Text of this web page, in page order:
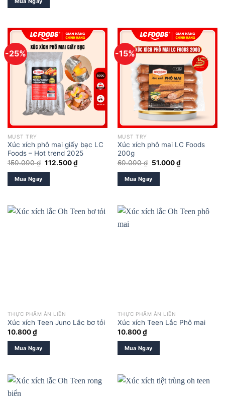
43.000 ₫.
-25%
MUST TRY
Xúc xích phô mai giấy bạc LC
Foods – Hot trend 2025
150.000₫ Giá
112.500₫Giá
hiện
Mua Ngay
-15%
MUST TRY
Xúc xích phô mai LC Foods
200g
60.000₫ Giá
60.000 ₫.
51.000₫Giá
hiện
Mua Ngay
THỰC PHẨM ĂN LIỀN
Xúc xích Teen Juno Lắc bơ tỏi
10.800₫
Mua Ngay
THỰC PHẨM ĂN LIỀN
Xúc xích Teen Lắc Phô mai
10.800₫
Mua Ngay